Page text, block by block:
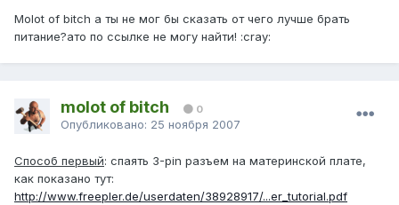
Molot of bitch а ты не мог бы сказать от чего лучше брать
питание?ато по ссылке не могу найти! :cray:
molot of bitch 0
Опубликовано: 25 ноября 2007
Способ первый: спаять 3-pin разъем на материнской плате,
как показано тут:
http://www.freepler.de/userdaten/38928917/...er_tutorial.pdf